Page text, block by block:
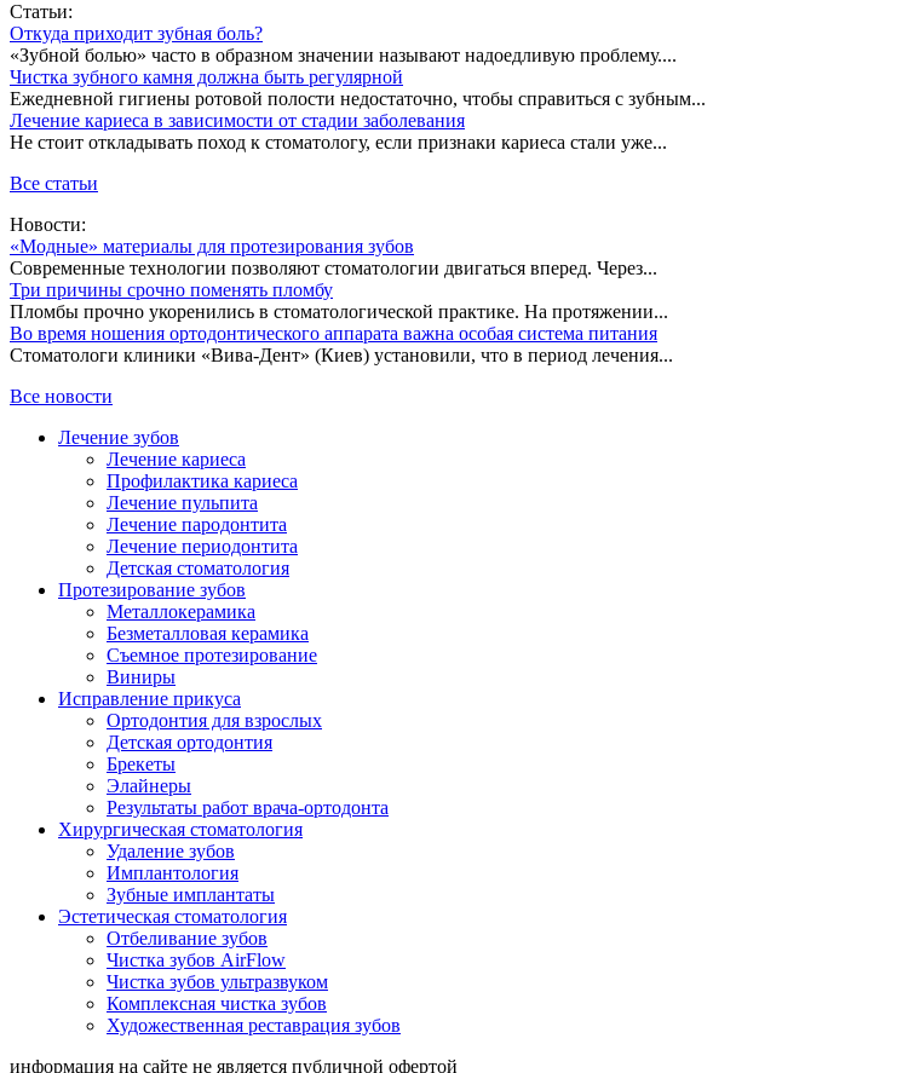
Статьи:
Откуда приходит зубная боль?
«Зубной болью» часто в образном значении называют надоедливую проблему....
Чистка зубного камня должна быть регулярной
Ежедневной гигиены ротовой полости недостаточно, чтобы справиться с зубным...
Лечение кариеса в зависимости от стадии заболевания
Не стоит откладывать поход к стоматологу, если признаки кариеса стали уже...
Все статьи
Новости:
«Модные» материалы для протезирования зубов
Современные технологии позволяют стоматологии двигаться вперед. Через...
Три причины срочно поменять пломбу
Пломбы прочно укоренились в стоматологической практике. На протяжении...
Во время ношения ортодонтического аппарата важна особая система питания
Стоматологи клиники «Вива-Дент» (Киев) установили, что в период лечения...
Все новости
Лечение зубов
Лечение кариеса
Профилактика кариеса
Лечение пульпита
Лечение пародонтита
Лечение периодонтита
Детская стоматология
Протезирование зубов
Металлокерамика
Безметалловая керамика
Съемное протезирование
Виниры
Исправление прикуса
Ортодонтия для взрослых
Детская ортодонтия
Брекеты
Элайнеры
Результаты работ врача-ортодонта
Хирургическая стоматология
Удаление зубов
Имплантология
Зубные имплантаты
Эстетическая стоматология
Отбеливание зубов
Чистка зубов AirFlow
Чистка зубов ультразвуком
Комплексная чистка зубов
Художественная реставрация зубов
информация на сайте не является публичной офертой